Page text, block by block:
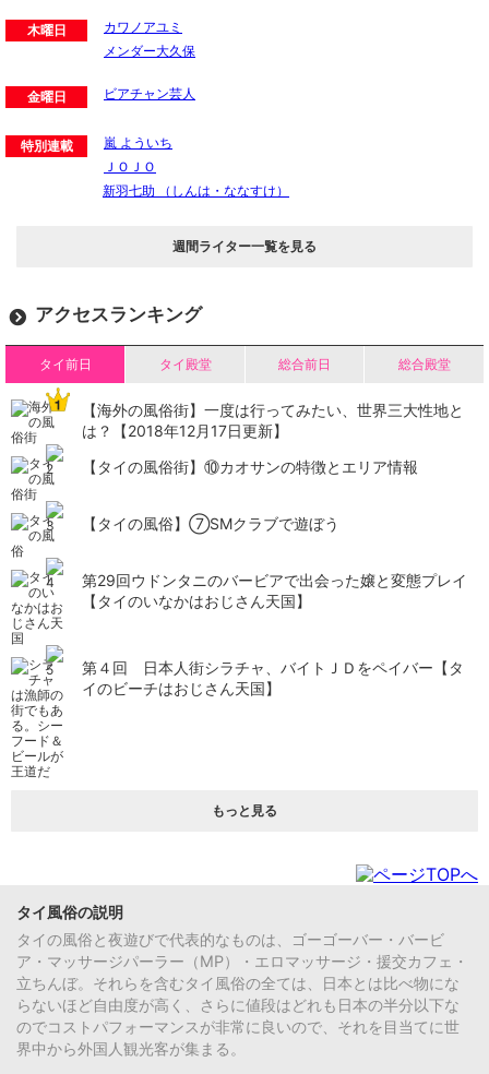
木曜日
カワノアユミ
メンダー大久保
金曜日 ビアチャン芸人
特別連載
嵐 よういち
ＪＯＪＯ
新羽七助 （しんは・ななすけ）
週間ライター一覧を見る
アクセスランキング
タイ前日 タイ殿堂 総合前日 総合殿堂
【海外の風俗街】一度は行ってみたい、世界三大性地と
は？【2018年12月17日更新】
【タイの風俗街】​⑩カオサンの特徴とエリア情報
【タイの風俗】​⑦SMクラブで遊ぼう
第29回ウドンタニのバービアで出会った嬢と変態プレイ
【タイのいなかはおじさん天国】
第４回 日本人街シラチャ、バイトＪＤをペイバー【タ
イのビーチはおじさん天国】
もっと見る
タイ風俗の説明
タイの風俗と夜遊びで代表的なものは、ゴーゴーバー・バービ
ア・マッサージパーラー（MP）・エロマッサージ・援交カフェ・
立ちんぼ。それらを含むタイ風俗の全ては、日本とは比べ物にな
らないほど自由度が高く、さらに値段はどれも日本の半分以下な
のでコストパフォーマンスが非常に良いので、それを目当てに世
界中から外国人観光客が集まる。